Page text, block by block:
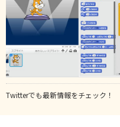
Twitterでも最新情報をチェック！